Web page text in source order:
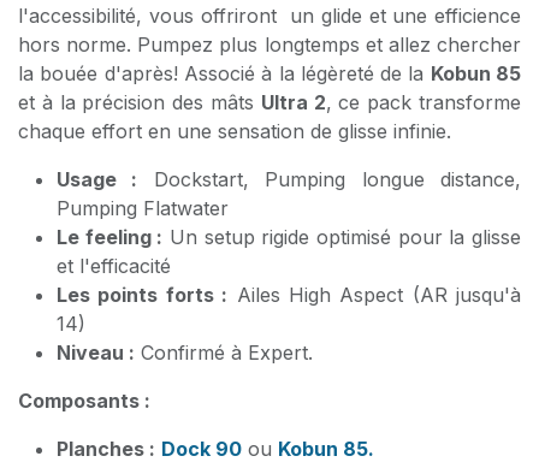
l'accessibilité, vous offriront un glide et une efficience
hors norme. Pumpez plus longtemps et allez chercher
la bouée d'après! Associé à la légèreté de la Kobun 85
et à la précision des mâts Ultra 2, ce pack transforme
chaque effort en une sensation de glisse infinie.
Usage : Dockstart, Pumping longue distance,
Pumping Flatwater
Le feeling : Un setup rigide optimisé pour la glisse
et l'efficacité
Les points forts : Ailes High Aspect (AR jusqu'à
14)
Niveau : Confirmé à Expert.
Composants :
Planches : Dock 90 ou Kobun 85.